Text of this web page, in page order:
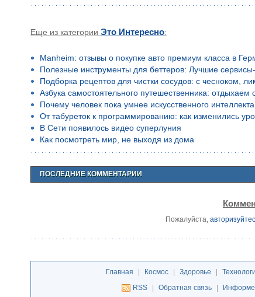
Еще из категории Это Интересно:
Manheim: отзывы о покупке авто премиум класса в
Полезные инструменты для беттеров: Лучшие
Подборка рецептов для чистки сосудов: с чесноком,
Азбука самостоятельного путешественника: отдыхаем
Почему человек пока умнее искусственного интеллекта
От табуреток к программированию: как изменились
В Сети появилось видео суперлуния
Как посмотреть мир, не выходя из дома
ПОСЛЕДНИЕ КОММЕНТАРИИ
Пожалуйста,
Главная Космос Здоровье
RSS
Обратная связь